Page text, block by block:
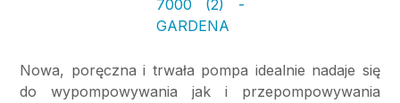
Nowa, poręczna i trwała pompa idealnie nadaje się
do wypompowywania jak i przepompowywania